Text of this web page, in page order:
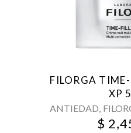
FILORGA
XP
ANTIEDAD,
$